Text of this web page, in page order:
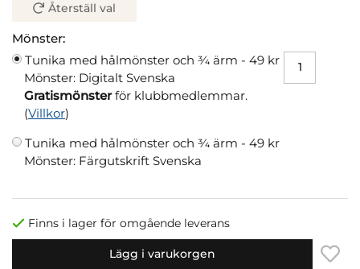
Återställ val
Mönster:
Tunika med hålmönster och 3⁄4 ärm - 49 kr
Mönster: Digitalt Svenska
Gratismönsterför klubbmedlemmar.
(Villkor)
Tunika med hålmönster och 3⁄4 ärm - 49 kr
Mönster: Färgutskrift Svenska
Finns i lager för omgående leverans
Lägg i varukorgen